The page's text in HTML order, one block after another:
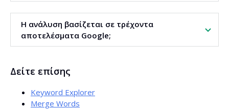
Ναι. Η σύγκριση φράσεων διευκολύνει την επιλογή της
καλύτερης επιλογής.
Η ανάλυση βασίζεται σε τρέχοντα
αποτελέσματα Google;
τρέχοντα δεδομένα από τα αποτελέσματα αναζήτησης.
Δείτε επίσης
Keyword Explorer
Merge Words